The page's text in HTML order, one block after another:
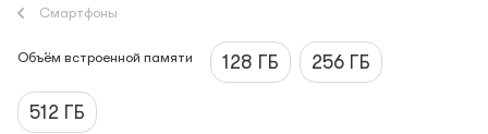
Смартфоны
Объём встроенной памяти 128 ГБ 256 ГБ
512 ГБ